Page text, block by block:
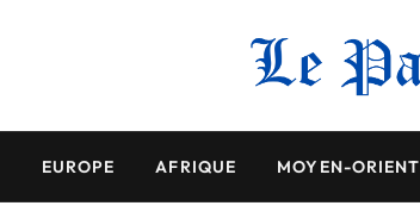
EUROPE AFRIQUE MOYEN-ORIENT